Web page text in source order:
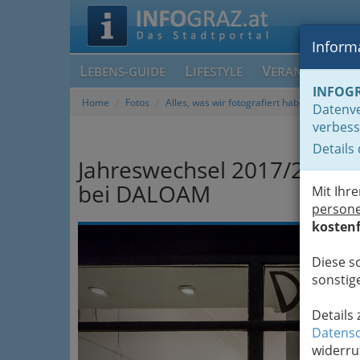
LEBENS-GUIDE LIFESTYLE V
Details
Mit
Diese
Details
Home Fotos Alles, was wir fotografiert haben,
Jahreswechsel 2017/2018
bei DALOAM